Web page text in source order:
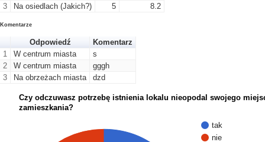
3
Na osiedlach (Jakich?) 5 8.2
Komentarze
Odpowiedź
Komentarz
1
W centrum miasta
s
2
W centrum miasta
gggh
3
Na obrzeżach miasta dzd
Czy odczuwasz potrzebę istnienia lokalu nieopodal swojego
zamieszkania?
tak
nie